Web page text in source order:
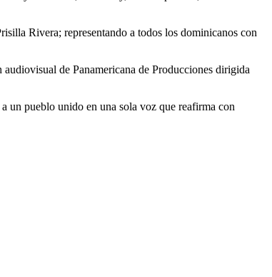
Rivera; representando a todos los dominicanos con
de Panamericana de Producciones dirigida
un pueblo unido en una sola voz que reafirma con